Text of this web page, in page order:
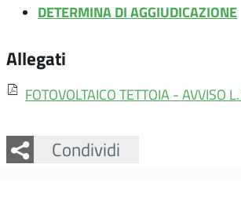
DETERMINA DI AGGIUDICAZIONE
Allegati
FOTOVOLTAICO TETTOIA - AVVISO
Condividi
Facebook
Twitter
Whatsapp